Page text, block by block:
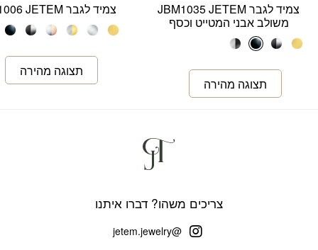
צמיד לגבר JBM1035 JETEM
משולב אבני המטייט וכסף
צמיד לגבר JBM1006 JETEM
צריכים משהו? דברו איתנו
@jetem.jewelry